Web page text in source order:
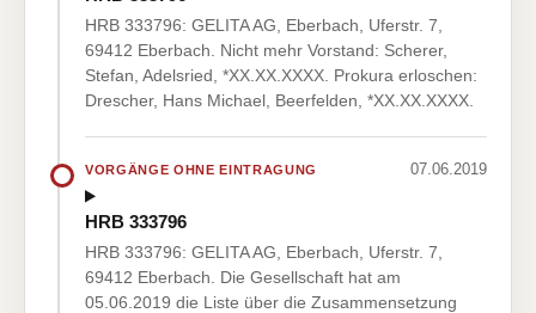
HRB 333796: GELITA AG, Eberbach, Uferstr. 7,
69412 Eberbach. Nicht mehr Vorstand: Scherer,
Stefan, Adelsried, *XX.XX.XXXX. Prokura erloschen:
Drescher, Hans Michael, Beerfelden, *XX.XX.XXXX.
VORGÄNGE OHNE EINTRAGUNG 07.06.2019
HRB 333796
HRB 333796: GELITA AG, Eberbach, Uferstr. 7,
69412 Eberbach. Die Gesellschaft hat am
05.06.2019 die Liste über die Zusammensetzung